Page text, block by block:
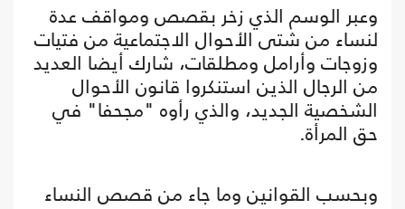
وعبر الوسم الذي زخر بقصص ومواقف عدة
لنساء من شتى الأحوال الاجتماعية من فتيات
وزوجات وأرامل ومطلقات، شارك أيضا العديد
من الرجال الذين استنكروا قانون الأحوال
الشخصية الجديد، والذي رأوه "مجحفا" في
حق المرأة.
وبحسب القوانين وما جاء من قصص النساء